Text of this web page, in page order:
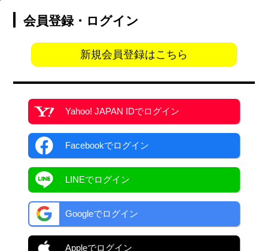
会員登録・ログイン
新規会員登録はこちら
Yahoo! JAPAN IDでログイン
Facebookでログイン
LINEでログイン
Googleでログイン
Appleでログイン